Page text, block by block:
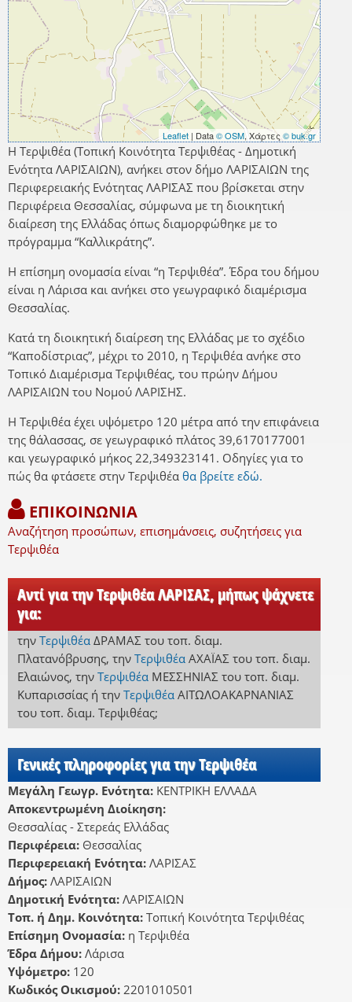
Leaflet | Data© OSM, Χάρτες© buk.gr
Η Τερψιθέα (Τοπική Κοινότητα Τερψιθέας - Δημοτική
Ενότητα ΛΑΡΙΣΑΙΩΝ), ανήκει στον δήμο ΛΑΡΙΣΑΙΩΝ της
Περιφερειακής Ενότητας ΛΑΡΙΣΑΣ που βρίσκεται στην
Περιφέρεια Θεσσαλίας, σύμφωνα με τη διοικητική
διαίρεση της Ελλάδας όπως διαμορφώθηκε με το
πρόγραμμα “Καλλικράτης”.
Η επίσημη ονομασία είναι “η Τερψιθέα”. Έδρα του δήμου
είναι η Λάρισα και ανήκει στο γεωγραφικό διαμέρισμα
Θεσσαλίας.
Κατά τη διοικητική διαίρεση της Ελλάδας με το σχέδιο
“Καποδίστριας”, μέχρι το 2010, η Τερψιθέα ανήκε στο
Τοπικό Διαμέρισμα Τερψιθέας, του πρώην Δήμου
ΛΑΡΙΣΑΙΩΝ του Νομού ΛΑΡΙΣΗΣ.
Η Τερψιθέα έχει υψόμετρο 120 μέτρα από την επιφάνεια
της θάλασσας, σε γεωγραφικό πλάτος 39,6170177001
και γεωγραφικό μήκος 22,349323141. Οδηγίες για το
πώς θα φτάσετε στην Τερψιθέα θα βρείτε εδώ.
ΕΠΙΚΟΙΝΩΝΙΑ
Αναζήτηση προσώπων, επισημάνσεις, συζητήσεις για
Τερψιθέα
Αντί για την Τερψιθέα ΛΑΡΙΣΑΣ, μήπως ψάχνετε
για:
την Τερψιθέα ΔΡΑΜΑΣ του τοπ. διαμ.
Πλατανόβρυσης, την Τερψιθέα ΑΧΑΪΑΣ του τοπ. διαμ.
Ελαιώνος, την Τερψιθέα ΜΕΣΣΗΝΙΑΣ του τοπ. διαμ.
Κυπαρισσίαςή την Τερψιθέα ΑΙΤΩΛΟΑΚΑΡΝΑΝΙΑΣ
του τοπ. διαμ. Τερψιθέας;
Γενικές πληροφορίες για την Τερψιθέα
Μεγάλη Γεωγρ. Ενότητα: ΚΕΝΤΡΙΚΗ ΕΛΛΑΔΑ
Αποκεντρωμένη Διοίκηση:
Θεσσαλίας - Στερεάς Ελλάδας
Περιφέρεια: Θεσσαλίας
Περιφερειακή Ενότητα: ΛΑΡΙΣΑΣ
Δήμος: ΛΑΡΙΣΑΙΩΝ
Δημοτική Ενότητα: ΛΑΡΙΣΑΙΩΝ
Τοπ. ή Δημ. Κοινότητα: Τοπική Κοινότητα Τερψιθέας
Επίσημη Ονομασία: η Τερψιθέα
Έδρα Δήμου: Λάρισα
Υψόμετρο: 120
Κωδικός Οικισμού: 2201010501